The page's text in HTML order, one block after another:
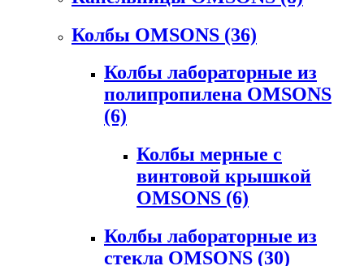
Колбы OMSONS (36)
Колбы лабораторные из
полипропилена OMSONS
(6)
Колбы мерные с
винтовой крышкой
OMSONS (6)
Колбы лабораторные из
стекла OMSONS (30)